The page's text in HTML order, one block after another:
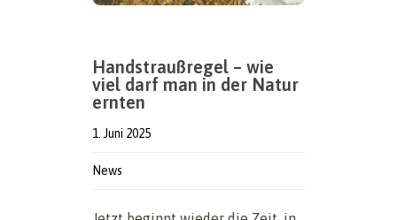
Handstraußregel – wie
viel darf man in der Natur
ernten
1. Juni 2025
News